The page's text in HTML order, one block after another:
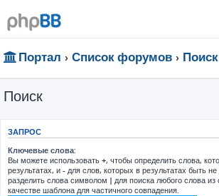
Портал Список форумов Поиск
Поиск
ЗАПРОС
Ключевые слова:
Вы можете использовать +, чтобы определить слова,
результатах, и - для слов, которых в результатах быть
разделить слова символом | для поиска любого слова
качестве шаблона для частичного совпадения.